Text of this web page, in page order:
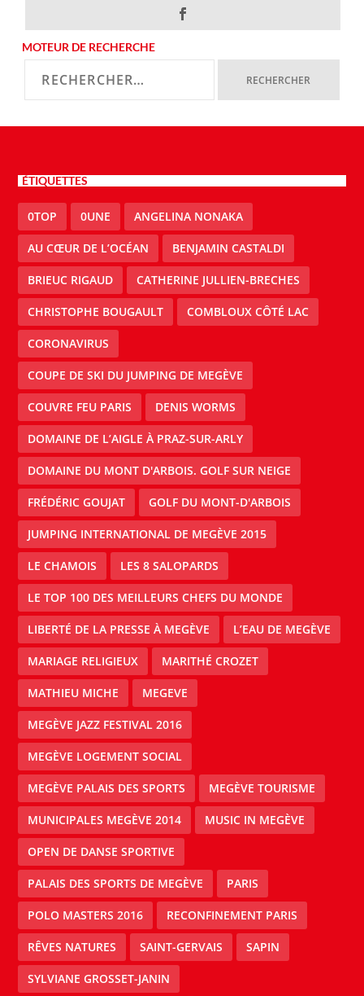
MOTEUR DE RECHERCHE
ÉTIQUETTES
0TOP 0UNE ANGELINA NONAKA
AU CŒUR DE L’OCÉAN BENJAMIN CASTALDI
BRIEUC RIGAUD CATHERINE JULLIEN-BRECHES
CHRISTOPHE BOUGAULT COMBLOUX CÔTÉ LAC
CORONAVIRUS
COUPE DE SKI DU JUMPING DE MEGÈVE
COUVRE FEU PARIS DENIS WORMS
DOMAINE DE L’AIGLE À PRAZ-SUR-ARLY
DOMAINE DU MONT D'ARBOIS. GOLF SUR NEIGE
FRÉDÉRIC GOUJAT GOLF DU MONT-D'ARBOIS
JUMPING INTERNATIONAL DE MEGÈVE 2015
LE CHAMOIS LES 8 SALOPARDS
LE TOP 100 DES MEILLEURS CHEFS DU MONDE
LIBERTÉ DE LA PRESSE À MEGÈVE L’EAU DE MEGÈVE
MARIAGE RELIGIEUX MARITHÉ CROZET
MATHIEU MICHE MEGEVE
MEGÈVE JAZZ FESTIVAL 2016
MEGÈVE LOGEMENT SOCIAL
MEGÈVE PALAIS DES SPORTS MEGÈVE TOURISME
MUNICIPALES MEGÈVE 2014 MUSIC IN MEGÈVE
OPEN DE DANSE SPORTIVE
PALAIS DES SPORTS DE MEGÈVE PARIS
POLO MASTERS 2016 RECONFINEMENT PARIS
RÊVES NATURES SAINT-GERVAIS SAPIN
SYLVIANE GROSSET-JANIN